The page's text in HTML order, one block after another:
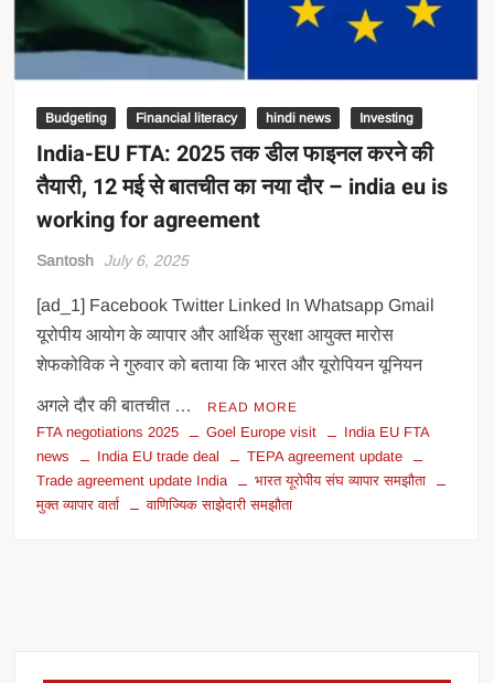
Budgeting Financial literacy hindi news Investing
India-EU FTA: 2025 तक डील फाइनल करने की
तैयारी, 12 मई से बातचीत का नया दौर – india eu is
working for agreement
Santosh July 6, 2025
[ad_1] Facebook Twitter Linked In Whatsapp Gmail
यूरोपीय आयोग के व्यापार और आर्थिक सुरक्षा आयुक्त मारोस
शेफकोविक ने गुरुवार को बताया कि भारत और यूरोपियन यूनियन
अगले दौर की बातचीत … READ MORE
FTA negotiations 2025 Goel Europe visit
India EU FTA
news
India EU trade deal
TEPA agreement update
Trade agreement update India
भारत यूरोपीय संघ व्यापार समझौता
मुक्त व्यापार वार्ता
वाणिज्यिक साझेदारी समझौता